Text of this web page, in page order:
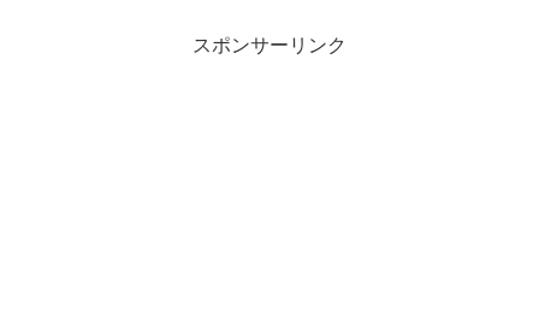
スポンサーリンク